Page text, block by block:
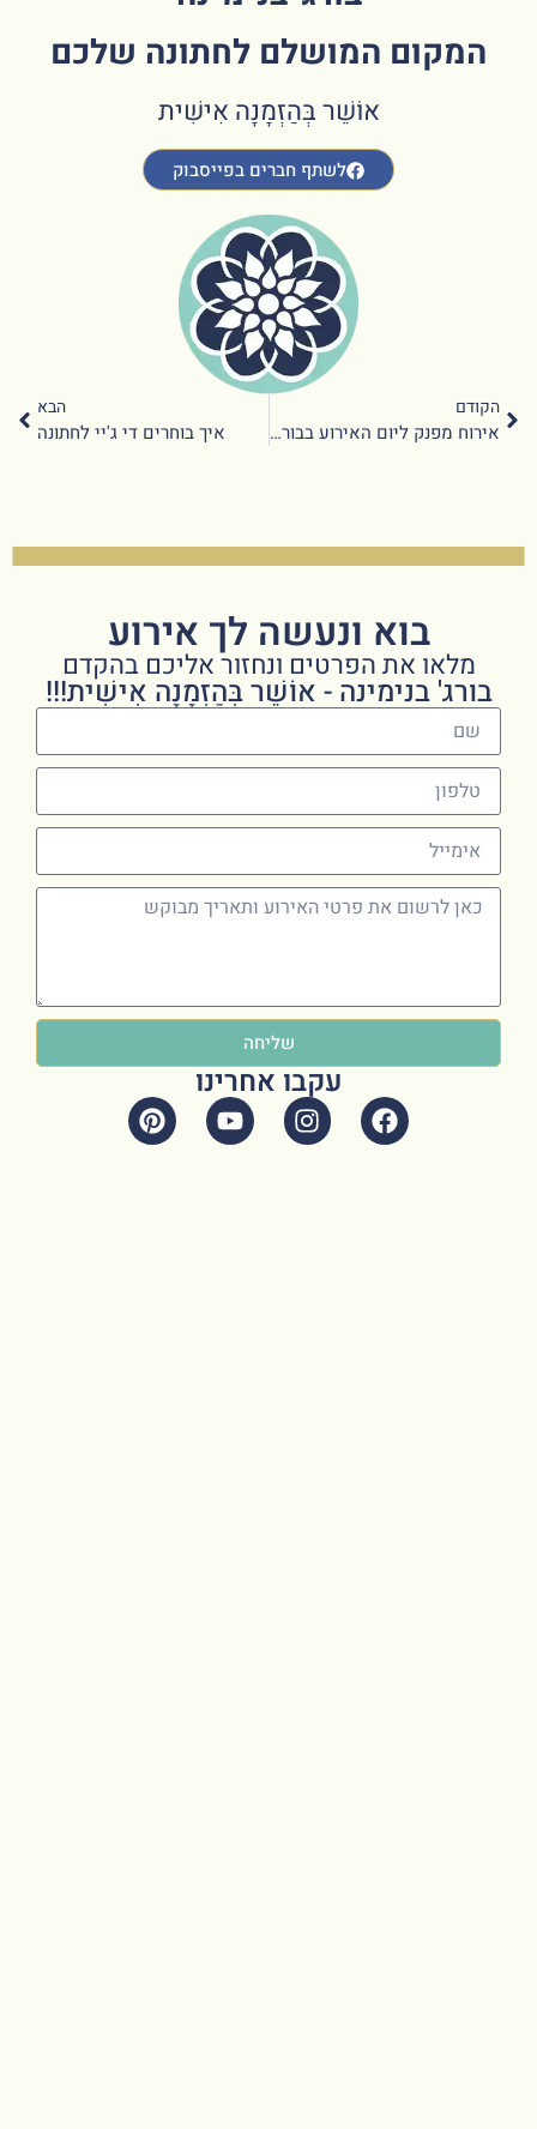
המקום המושלם לחתונה שלכם
אוֹשֵׁר בְּהַזְמָנָה אִישִׁית
לשתף חברים בפייסבוק
הקודם
אירוח מפנק ליום האירוע בבורג' בנימינה
הבא
איך בוחרים די ג'יי לחתונה
בוא ונעשה לך אירוע
מלאו את הפרטים ונחזור אליכם בהקדם
בורג' בנימינה - אוֹשֵׁר בְּהַזְמָנָה אִישִׁית!!!
שליחה
עקבו אחרינו